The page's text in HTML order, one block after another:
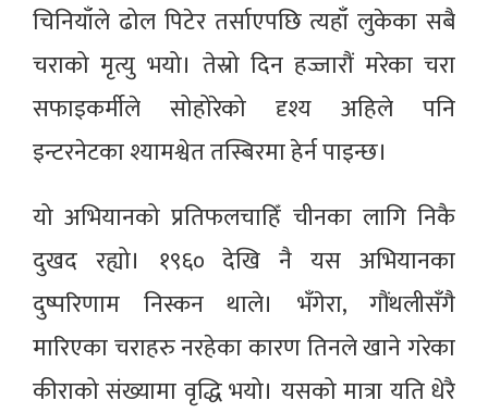
चिनियाँले ढोल पिटेर तर्साएपछि त्यहाँ लुकेका सबै
चराको मृत्यु भयो। तेस्रो दिन हज्जारौं मरेका चरा
सफाइकर्मीले सोहोरेको दृश्य अहिले पनि
इन्टरनेटका श्यामश्वेत तस्बिरमा हेर्न पाइन्छ।
यो अभियानको प्रतिफलचाहिँ चीनका लागि निकै
दुखद रह्यो। १९६० देखि नै यस अभियानका
दुष्परिणाम निस्कन थाले। भँगेरा, गौंथलीसँगै
मारिएका चराहरु नरहेका कारण तिनले खाने गरेका
कीराको संख्यामा वृद्धि भयो। यसको मात्रा यति धेरै